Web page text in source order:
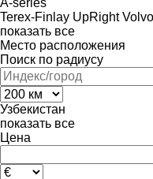
Terex-Finlay UpRight
показать все
Место расположения
Поиск по радиусу
Узбекистан
показать все
Цена